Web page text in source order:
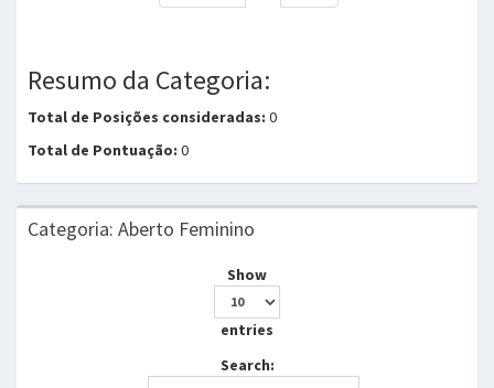
Resumo da Categoria:
Total de Posições consideradas: 0
Total de Pontuação: 0
Categoria: Aberto Feminino
Show
entries
Search: